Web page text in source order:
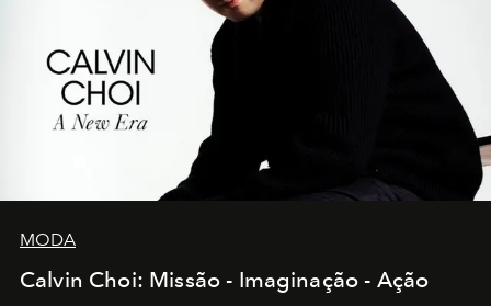
MODA
Calvin Choi: Missão - Imaginação - Ação